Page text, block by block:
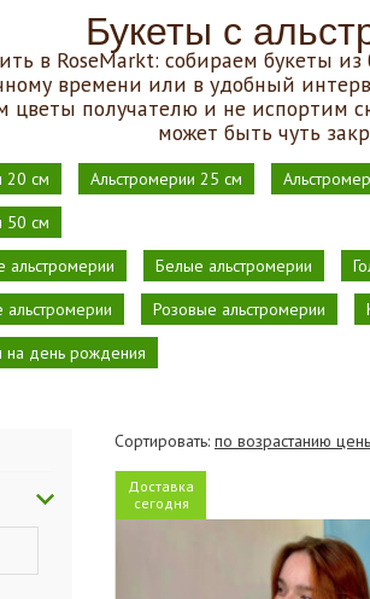
Букеты с
в RoseMarkt: собираем букеты
времени или в удобный
цветы получателю и не испортим
может быть чуть
20 см Альстромерии 25 см
50 см
альстромерии Белые альстромерии
альстромерии
Розовые альстромерии
на день рождения
Сортировать: по возрастанию
Доставка
сегодня